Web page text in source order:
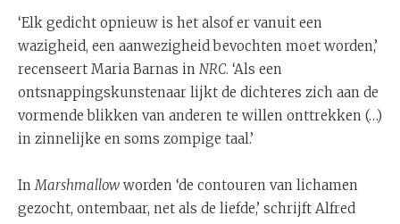
‘Elk gedicht opnieuw is het alsof er vanuit een
wazigheid, een aanwezigheid bevochten moet worden,’
recenseert Maria Barnas in NRC. ‘Als een
ontsnappingskunstenaar lijkt de dichteres zich aan de
vormende blikken van anderen te willen onttrekken (…)
in zinnelijke en soms zompige taal.’
InMarshmallow worden ‘de contouren van lichamen
gezocht, ontembaar, net als de liefde,’ schrijft Alfred